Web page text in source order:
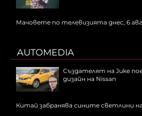
Мачовете по телевизията днес, 6
AUTOMEDIA
Създателят на Juke
дизайн на Nissan
Китай забранява сините светлини